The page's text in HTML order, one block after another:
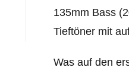
135mm Bass
Tieftöner mit
Was auf den